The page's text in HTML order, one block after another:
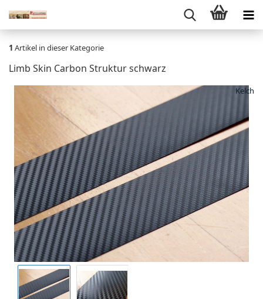
1 Artikel in dieser Kategorie
Limb Skin Carbon Struktur schwarz
Kelch